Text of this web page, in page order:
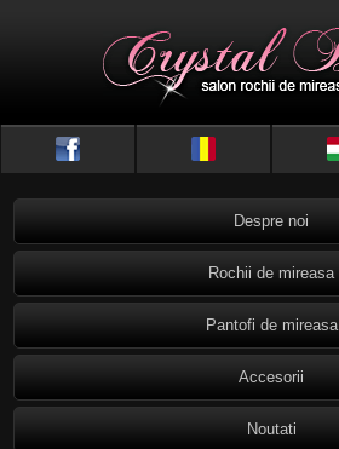
Despre noi
Rochii de mireasa
Pantofi de mireasa
Accesorii
Noutati